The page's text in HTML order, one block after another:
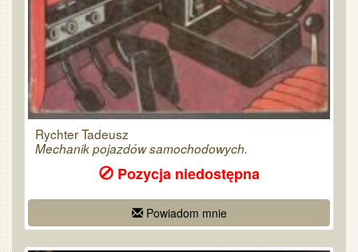
Rychter Tadeusz
Mechanik pojazdów samochodowych.
Pozycja niedostępna
Powiadom mnie